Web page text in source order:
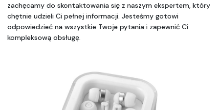
zachęcamy do skontaktowania się z naszym ekspertem, który
chętnie udzieli Ci pełnej informacji. Jesteśmy gotowi
odpowiedzieć na wszystkie Twoje pytania i zapewnić Ci
kompleksową obsługę.